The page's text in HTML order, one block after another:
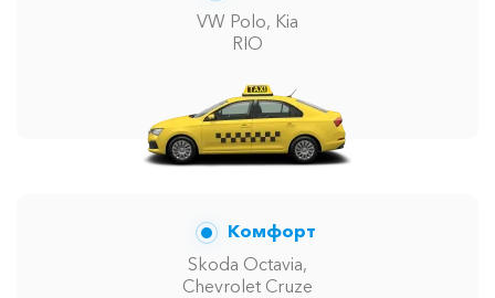
VW Polo, Kia
RIO
Комфорт
Skoda Octavia,
Chevrolet Cruze